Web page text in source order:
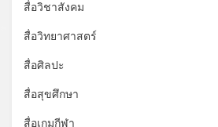
สื่อวิชาสังคม
สื่อวิทยาศาสตร์
สื่อศิลปะ
สื่อสุขศึกษา
สื่อเกมกีฬา